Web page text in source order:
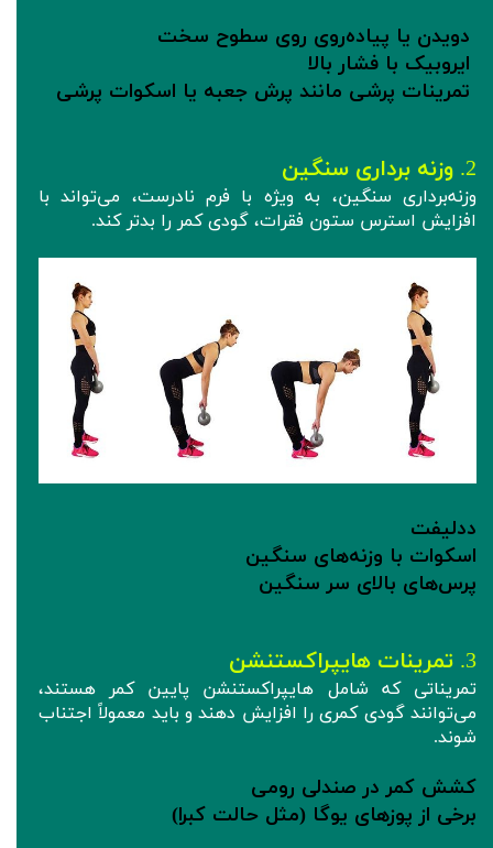
دویدن یا پیاده‌روی روی سطوح سخت
ایروبیک با فشار بالا
تمرینات پرشی مانند پرش جعبه یا اسکوات پرشی
2. وزنه‌ برداری سنگین
وزنه‌برداری سنگین، به ویژه با فرم نادرست، می‌تواند با
افزایش استرس ستون فقرات، گودی کمر را بدتر کند.
ددلیفت
اسکوات با وزنه‌های سنگین
پرس‌های بالای سر سنگین
3. تمرینات هایپراکستنشن
تمریناتی که شامل هایپراکستنشن پایین کمر هستند،
می‌توانند گودی کمری را افزایش دهند و باید معمولاً اجتناب
شوند.
کشش‌ کمر در صندلی رومی
برخی از پوزهای یوگا (مثل حالت کبرا)